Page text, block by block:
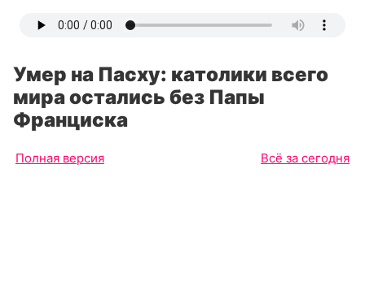
Умер на Пасху: католики всего
мира остались без Папы
Франциска
Полная версия Всё за сегодня